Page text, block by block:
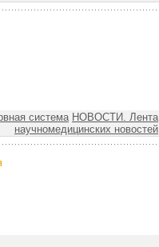
система НОВОСТИ. Лента
научномедицинских новостей